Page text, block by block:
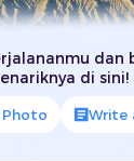
dan
di sini!
Write